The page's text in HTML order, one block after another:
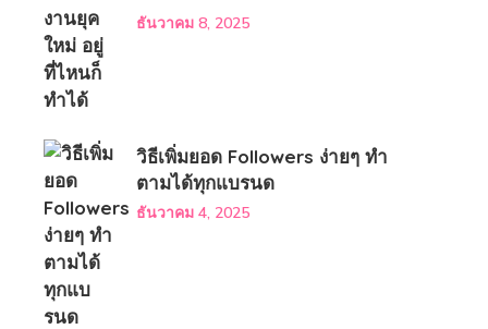
ธันวาคม 8, 2025
วิธีเพิ่มยอด Followers ง่ายๆ ทำ
ตามได้ทุกแบรนด
ธันวาคม 4, 2025